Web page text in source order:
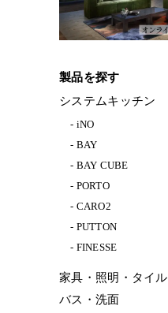
製品を探す
システムキッチン
iNO
BAY
BAY CUBE
PORTO
CARO2
PUTTON
FINESSE
家具・照明・タイル
バス・洗面